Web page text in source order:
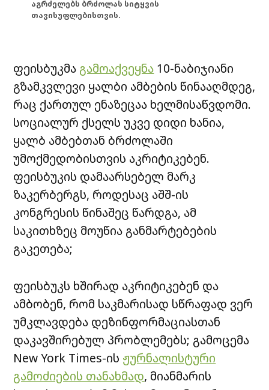
აგრძელებს ბრძოლას სიტყვის
თავისუფლებისთვის.
ფეისბუკმა გამოაქვეყნა 10-ნაბიჯიანი
გზამკვლევი ყალბი ამბების წინააღმდეგ,
რაც ქართულ ენაზეცაა ხელმისაწვდომი.
სოციალურ ქსელს უკვე დიდი ხანია,
ყალბ ამბებთან ბრძოლაში
უმოქმედობისთვის აკრიტიკებენ.
ფეისბუკის დამაარსებელ მარკ
ზაკერბერგს, როდესაც აშშ-ის
კონგრესის წინაშეც წარდგა, ამ
საკითხზეც მოუწია განმარტებების
გაკეთება;
ფეისბუკს ხშირად აკრიტიკებენ და
ამბობენ, რომ საკმარისად სწრაფად ვერ
უმკლავდება დეზინფორმაციასთან
დაკავშირებულ პრობლემებს; გამოცემა
New York Times-ის ჟურნალისტური
გამოძიების თანახმად, მიანმარის